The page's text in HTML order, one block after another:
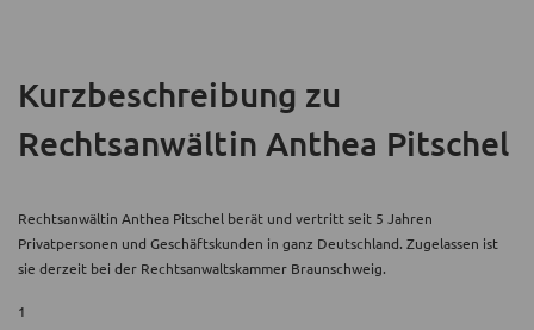
Kurzbeschreibung zu
Rechtsanwältin Anthea Pitschel
Rechtsanwältin Anthea Pitschel berät und vertritt seit 5 Jahren
Privatpersonen und Geschäftskunden in ganz Deutschland. Zugelassen ist
sie derzeit bei der Rechtsanwaltskammer Braunschweig.
1